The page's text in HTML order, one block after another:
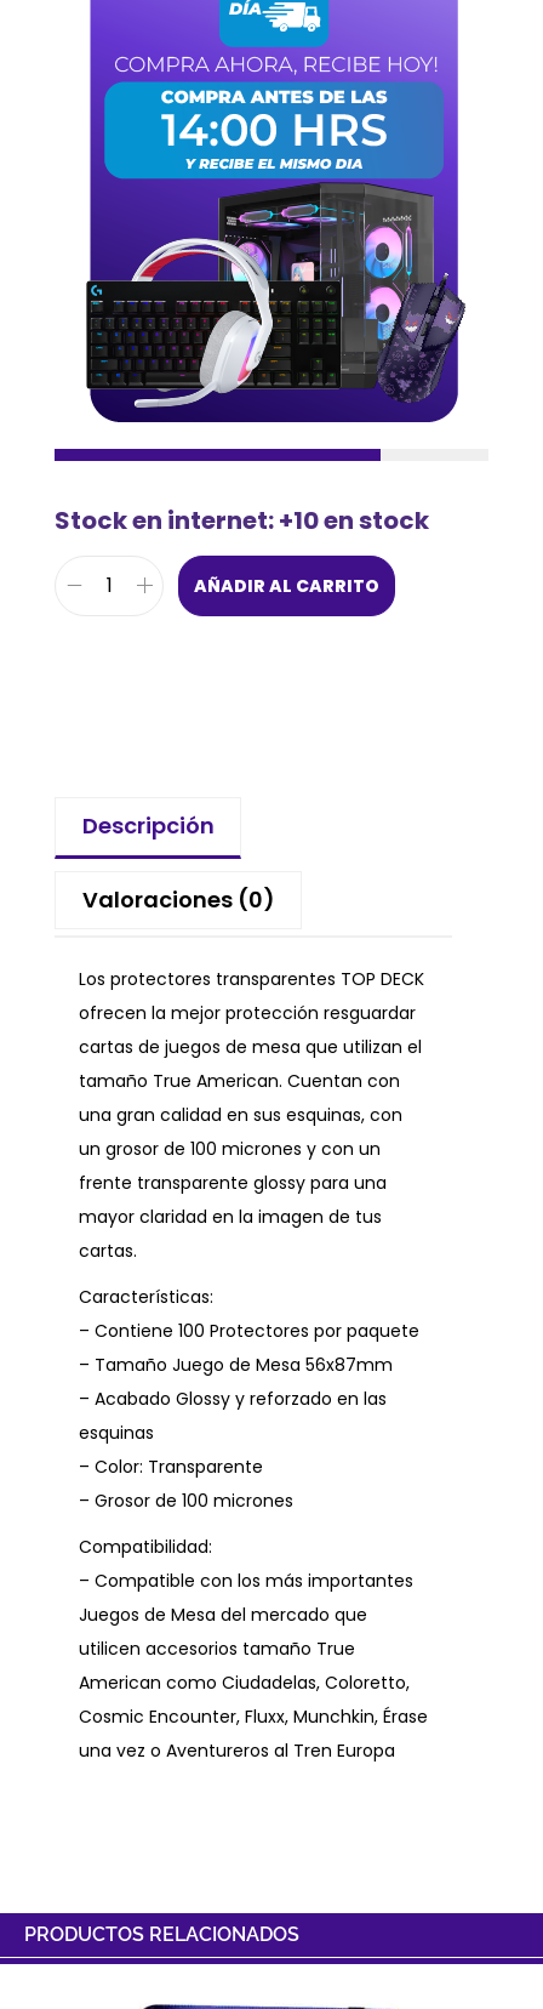
Stock en internet: +10 en stock
AÑADIR AL CARRITO
Descripción
Valoraciones (0)
Los protectores transparentes TOP DECK
ofrecen la mejor protección resguardar
cartas de juegos de mesa que utilizan el
tamaño True American. Cuentan con
una gran calidad en sus esquinas, con
un grosor de 100 micrones y con un
frente transparente glossy para una
mayor claridad en la imagen de tus
cartas.
Características:
– Contiene 100 Protectores por paquete
– Tamaño Juego de Mesa 56x87mm
– Acabado Glossy y reforzado en las
esquinas
– Color: Transparente
– Grosor de 100 micrones
Compatibilidad:
– Compatible con los más importantes
Juegos de Mesa del mercado que
utilicen accesorios tamaño True
American como Ciudadelas, Coloretto,
Cosmic Encounter, Fluxx, Munchkin, Érase
una vez o Aventureros al Tren Europa
PRODUCTOS RELACIONADOS